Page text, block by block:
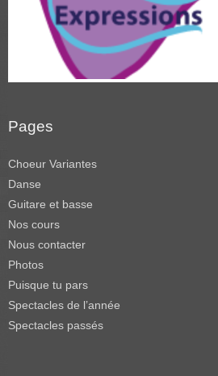
Pages
Choeur Variantes
Danse
Guitare et basse
Nos cours
Nous contacter
Photos
Puisque tu pars
Spectacles de l’année
Spectacles passés